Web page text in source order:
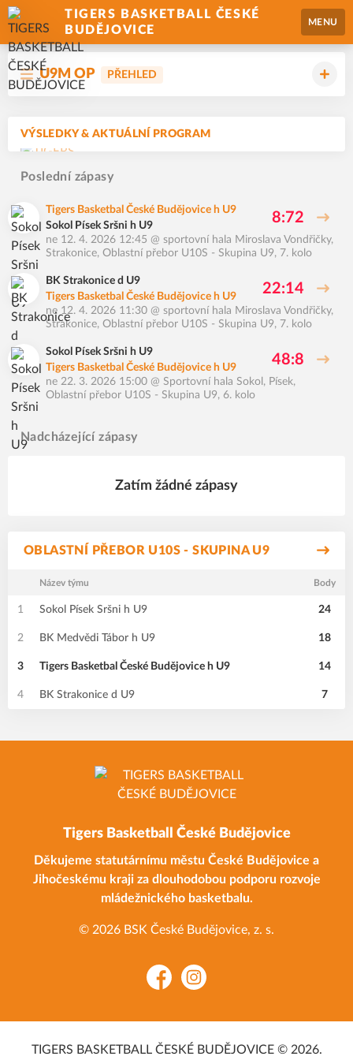
TIGERS BASKETBALL ČESKÉ
BUDĚJOVICE
MENU
U9M OP PŘEHLED
VÝSLEDKY & AKTUÁLNÍ PROGRAM
Poslední zápasy
Tigers Basketbal České Budějovice h U9
Sokol Písek Sršni h U9
8:72
ne 12. 4. 2026 12:45 @ sportovní hala Miroslava Vondřičky,
Strakonice, Oblastní přebor U10S - Skupina U9, 7. kolo
BK Strakonice d U9
Tigers Basketbal České Budějovice h U9
22:14
ne 12. 4. 2026 11:30 @ sportovní hala Miroslava Vondřičky,
Strakonice, Oblastní přebor U10S - Skupina U9, 7. kolo
Sokol Písek Sršni h U9
Tigers Basketbal České Budějovice h U9
48:8
ne 22. 3. 2026 15:00 @ Sportovní hala Sokol, Písek,
Oblastní přebor U10S - Skupina U9, 6. kolo
Nadcházející zápasy
Zatím žádné zápasy
OBLASTNÍ PŘEBOR U10S - SKUPINA U9
Název týmu Body
1 Sokol Písek Sršni h U9 24
2 BK Medvědi Tábor h U9 18
3 Tigers Basketbal České Budějovice h U9 14
4 BK Strakonice d U9 7
Tigers Basketball České Budějovice
Děkujeme statutárnímu městu České Budějovice a
Jihočeskému kraji za dlouhodobou podporu rozvoje
mládežnického basketbalu.
© 2026 BSK České Budějovice, z. s.
FacebookInstagram
TIGERS BASKETBALL ČESKÉ BUDĚJOVICE © 2026.